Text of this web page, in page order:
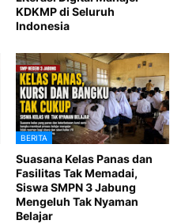
KDKMP di Seluruh
Indonesia
BERITA
Suasana Kelas Panas dan
Fasilitas Tak Memadai,
Siswa SMPN 3 Jabung
Mengeluh Tak Nyaman
Belajar